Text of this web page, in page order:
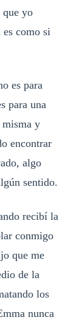
que yo
es como si
es para
para una
misma y
encontrar
algo
sentido.
recibí la
conmigo
que me
de la
los
nunca